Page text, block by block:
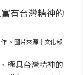
。圖片來源｜文化部
極具台灣精神的